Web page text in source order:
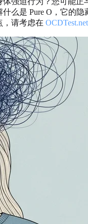
么是 Pure O，它的
，请考虑在 OCDTest.net